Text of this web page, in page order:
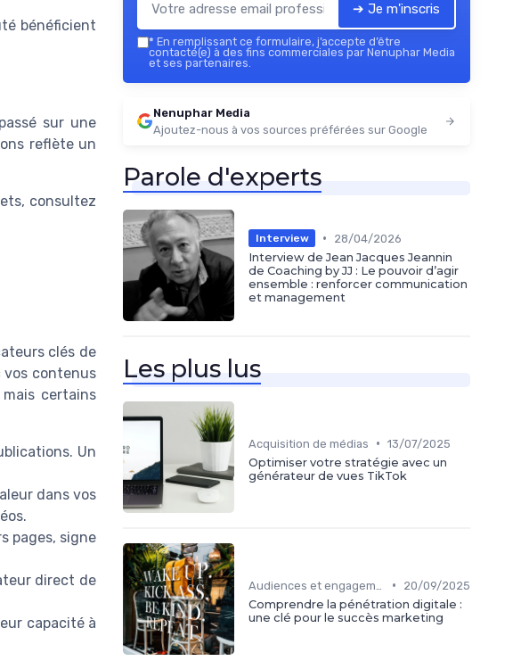
bénéficient
sur une
reflète un
consultez
clés de
vos contenus
certains
Un
dans vos
pages, signe
direct de
capacité à
➔ Je m'inscris
* En remplissant ce formulaire, j’accepte d’être
contacté(e) à des fins commerciales par Nenuphar Media
et ses partenaires.
Nenuphar Media
Ajoutez-nous à vos sources préférées sur Google
Parole d'experts
Interview •
28/04/2026
Interview de Jean Jacques Jeannin
de Coaching by JJ : Le pouvoir d’agir
ensemble : renforcer communication
et management
Les plus lus
Acquisition de médias • 13/07/2025
Optimiser votre stratégie avec un
générateur de vues TikTok
•
20/09/2025
Comprendre la pénétration digitale :
une clé pour le succès marketing